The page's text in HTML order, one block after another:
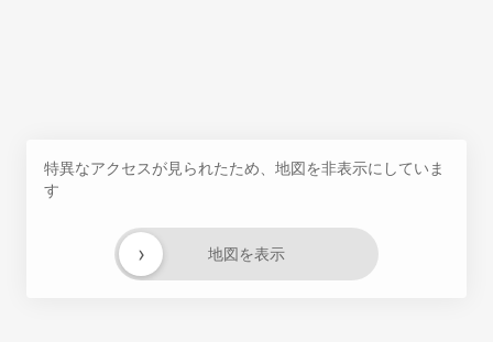
特異なアクセスが見られたため、地図を非表示にしていま
す
地図を表示
›